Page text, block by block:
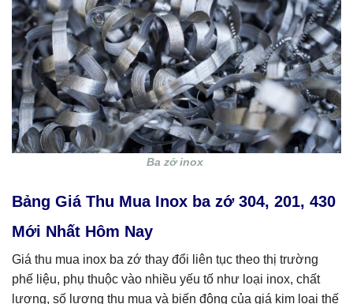
Ba zớ inox
Bảng Giá Thu Mua Inox ba zớ 304, 201, 430
Mới Nhất Hôm Nay
Giá thu mua inox ba zớ thay đổi liên tục theo thị trường
phế liệu, phụ thuộc vào nhiều yếu tố như loại inox, chất
lượng, số lượng thu mua và biến động của giá kim loại thế